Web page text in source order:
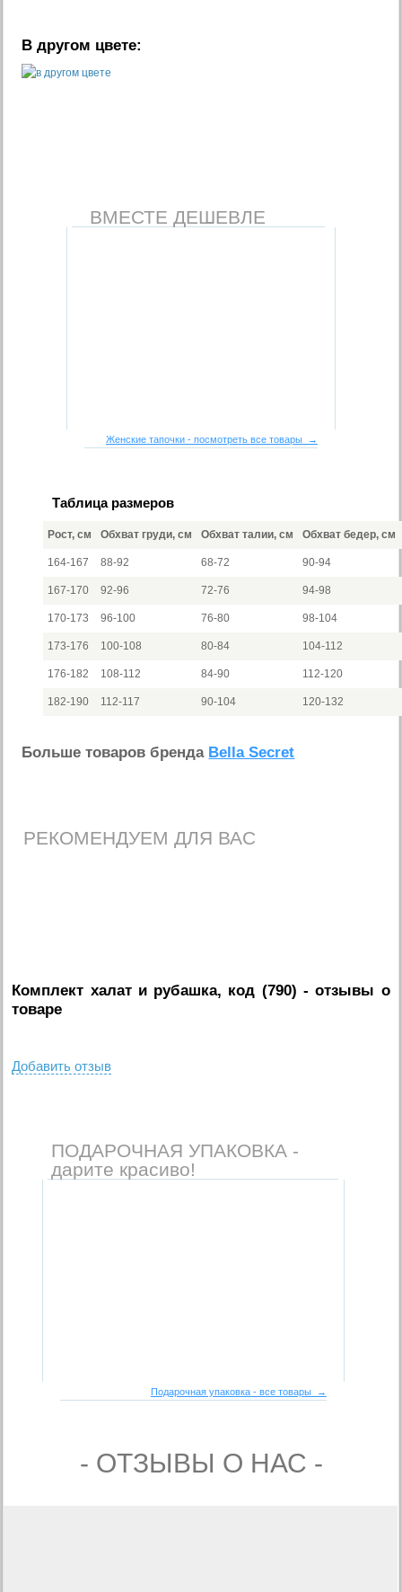
В другом цвете:
ВМЕСТЕ ДЕШЕВЛЕ
Женские тапочки - посмотреть все товары →
Таблица размеров
Рост, см Обхват груди, см Обхват талии, см Обхват бедер, см
164-167 88-92 68-72 90-94
167-170 92-96 72-76 94-98
170-173 96-100 76-80 98-104
173-176 100-108 80-84 104-112
176-182 108-112 84-90 112-120
182-190 112-117 90-104 120-132
Больше товаров бренда Bella Secret
РЕКОМЕНДУЕМ ДЛЯ ВАС
Комплект халат и рубашка, код (790) - отзывы о
товаре
Добавить отзыв
ПОДАРОЧНАЯ УПАКОВКА -
дарите красиво!
Подарочная упаковка - все товары →
- ОТЗЫВЫ О НАС -